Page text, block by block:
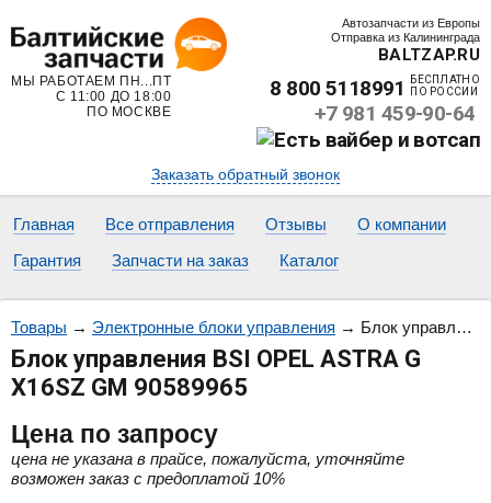
Автозапчасти из Европы
Отправка из Калининграда
BALTZAP.RU
МЫ РАБОТАЕМ ПН...ПТ
С 11:00 ДО 18:00
ПО МОСКВЕ
8 800 5118991
БЕСПЛАТНО
ПО РОССИИ
+7 981 459-90-64
Заказать обратный звонок
Главная Все отправления Отзывы
О компании
Гарантия
Запчасти на заказ Каталог
Товары → Электронные блоки управления → Блок управления BSI OPEL ASTRA G X16SZ GM 90589965
Блок управления BSI OPEL ASTRA G
X16SZ GM 90589965
Цена по запросу
цена не указана в прайсе, пожалуйста, уточняйте
возможен заказ с предоплатой 10%